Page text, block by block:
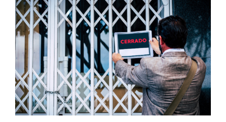
imagen
más
grande